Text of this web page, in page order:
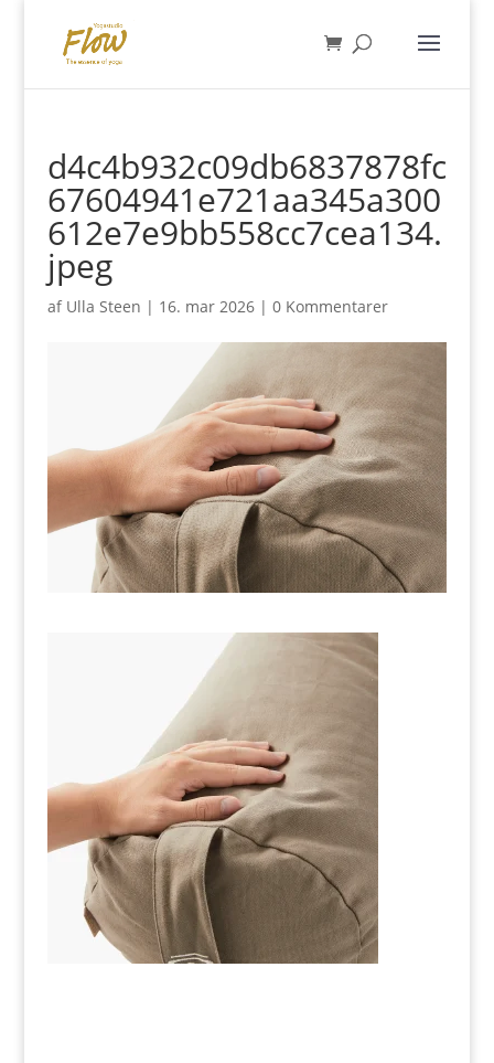
d4c4b932c09db6837878fc
67604941e721aa345a300
612e7e9bb558cc7cea134.
jpeg
af Ulla Steen | 16. mar 2026| 0 Kommentarer